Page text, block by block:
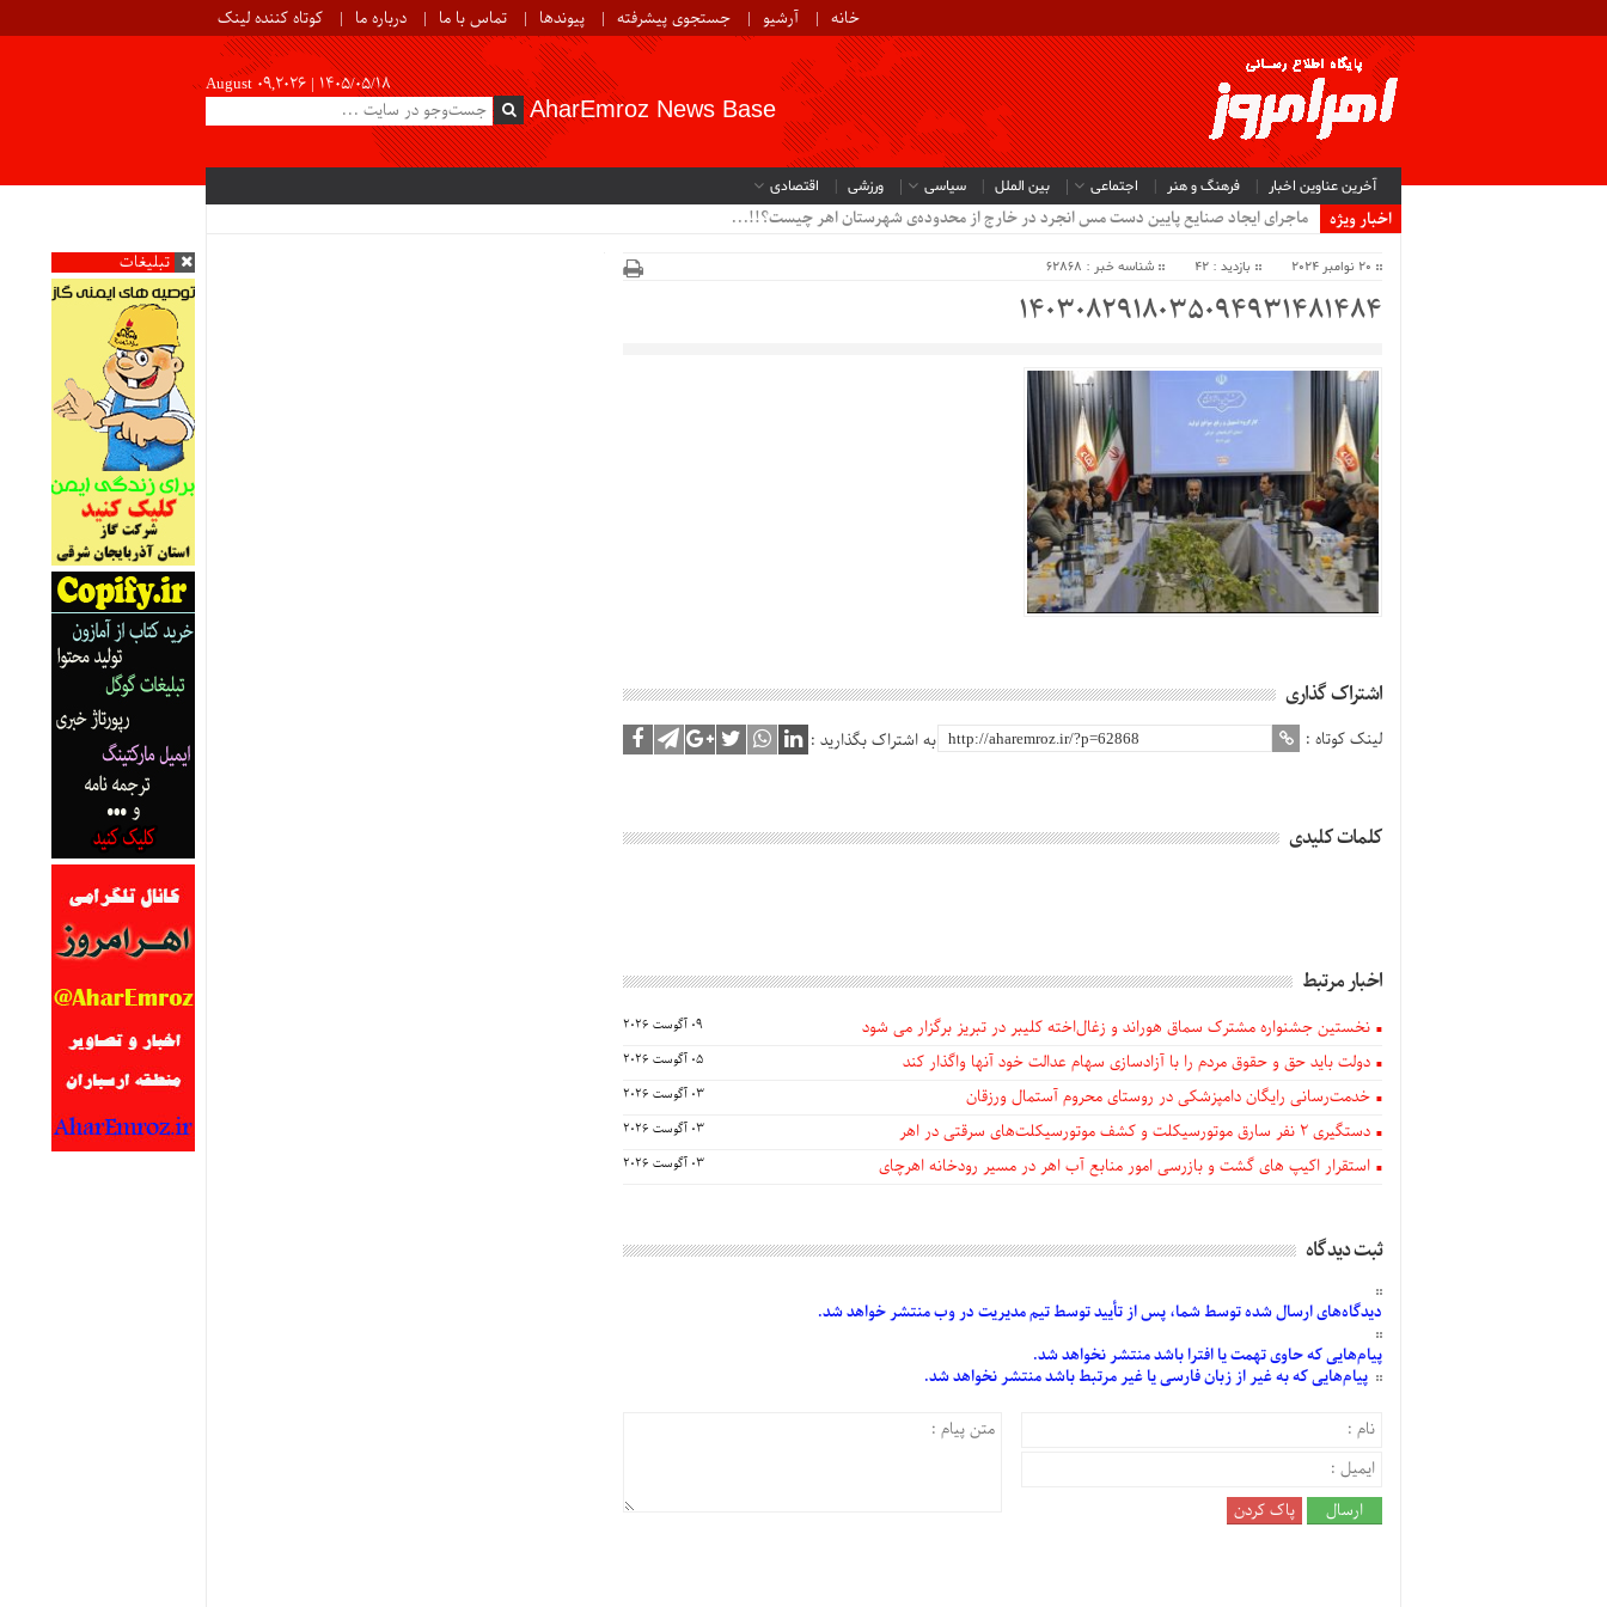
خانه آرشیو جستجوی پیشرفته پیوندها تماس با ما درباره ما کوتاه کننده لینک
August 09,2026 | ۱۴۰۵/۰۵/۱۸
AharEmroz News Base
آخرین عناوین اخبار فرهنگ و هنر اجتماعی بین الملل سیاسی ورزشی اقتصادی
اخبار ویژه
ماجرای ایجاد صنایع پایین دست مس انجرد در خارج از محدوده‌ی شهرستان اهر چیست؟!!...
تبلیغات
20 نوامبر 2024 بازدید : 42 شناسه خبر : 62868
1403082918035094931481484
اشتراک گذاری
لینک کوتاه : به اشتراک بگذارید :
کلمات کلیدی
اخبار مرتبط
نخستین جشنواره مشترک سماق هوراند و زغال‌اخته کلیبر در تبریز برگزار می شود 09 آگوست 2026
دولت باید حق و حقوق مردم را با آزادسازی سهام عدالت خود آنها واگذار کند 05 آگوست 2026
خدمت‌رسانی رایگان دامپزشکی در روستای محروم آستمال ورزقان 03 آگوست 2026
دستگيری ۲ نفر سارق موتورسیکلت و کشف موتورسیکلت‌های سرقتی در اهر 03 آگوست 2026
استقرار اکیپ های گشت و بازرسی امور منابع آب اهر در مسیر رودخانه اهرچای 03 آگوست 2026
ثبت دیدگاه
دیدگاه‌هایارسالشدهتوسط شما، پس از تأییدتوسط تیم مدیریت در وب منتشر خواهد شد.
پیام‌هاییکه حاوی تهمت یا افترا باشد منتشر نخواهد شد.
پیام‌هاییکه به غیر از زبان فارسی یا غیر مرتبط باشد منتشر نخواهد شد.